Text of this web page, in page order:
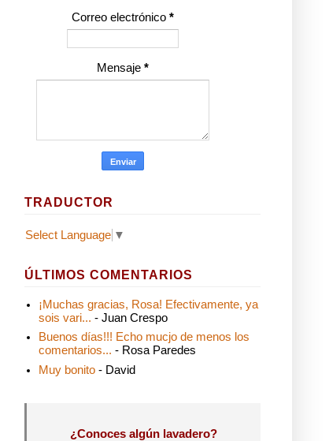
Correo electrónico *
Mensaje *
TRADUCTOR
Select Language ▼
ÚLTIMOS COMENTARIOS
¡Muchas gracias, Rosa! Efectivamente, ya
sois vari... - Juan Crespo
Buenos días!!! Echo mucjo de menos los
comentarios... - Rosa Paredes
Muy bonito - David
¿Conoces algún lavadero?